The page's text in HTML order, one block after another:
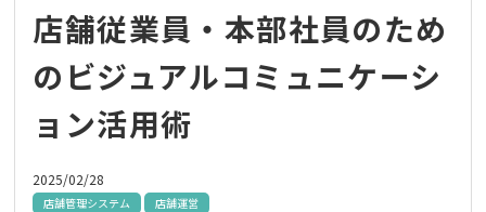
店舗従業員・本部社員のため
のビジュアルコミュニケーシ
ョン活用術
2025/02/28
店舗管理システム 店舗運営